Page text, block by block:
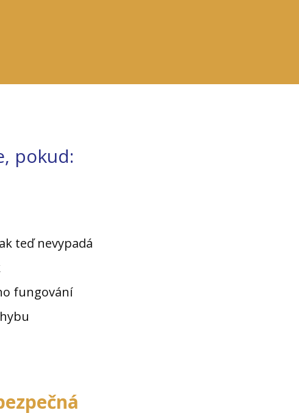
pokud:
teď nevypadá
fungování